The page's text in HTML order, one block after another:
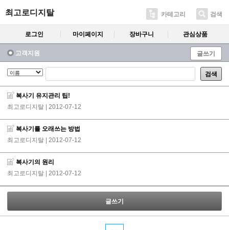
최고로디지탈 카테고리 검색
로그인 마이페이지 장바구니 관심상품
고객지원 글쓰기
검색
복사기 유지관리 팁!
최고로디지탈 | 2012-07-12
복사기를 오래쓰는 방법
최고로디지탈 | 2012-07-12
복사기의 원리
최고로디지탈 | 2012-07-12
글쓰기